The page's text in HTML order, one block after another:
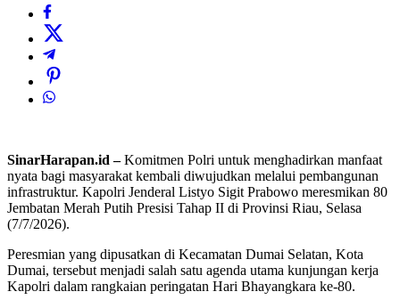
SinarHarapan.id –Komitmen Polri untuk menghadirkan manfaat
nyata bagi masyarakat kembali diwujudkan melalui pembangunan
infrastruktur. Kapolri Jenderal Listyo Sigit Prabowo meresmikan 80
Jembatan Merah Putih Presisi Tahap II di Provinsi Riau, Selasa
(7/7/2026).
Peresmian yang dipusatkan di Kecamatan Dumai Selatan, Kota
Dumai, tersebut menjadi salah satu agenda utama kunjungan kerja
Kapolri dalam rangkaian peringatan Hari Bhayangkara ke-80.